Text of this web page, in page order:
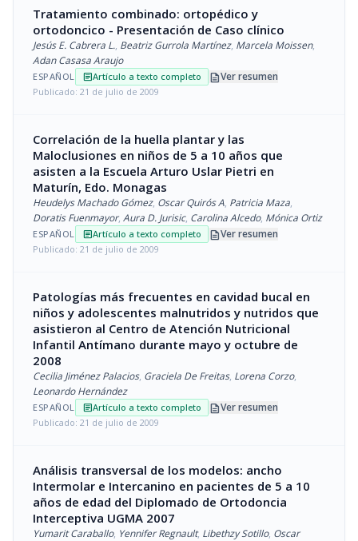
Tratamiento combinado: ortopédico y
ortodoncico - Presentación de Caso clínico
Jesús E. Cabrera L., Beatriz Gurrola Martínez, Marcela Moissen,
Adan Casasa Araujo
ESPAÑOL articleArtículo a texto completo descriptionVer resumen
Publicado: 21 de julio de 2009
Correlación de la huella plantar y las
Maloclusiones en niños de 5 a 10 años que
asisten a la Escuela Arturo Uslar Pietri en
Maturín, Edo. Monagas
Heudelys Machado Gómez, Oscar Quirós A, Patricia Maza,
Doratis Fuenmayor, Aura D. Jurisic, Carolina Alcedo, Mónica Ortiz
ESPAÑOL articleArtículo a texto completo descriptionVer resumen
Publicado: 21 de julio de 2009
Patologías más frecuentes en cavidad bucal en
niños y adolescentes malnutridos y nutridos que
asistieron al Centro de Atención Nutricional
Infantil Antímano durante mayo y octubre de
2008
Cecilia Jiménez Palacios, Graciela De Freitas, Lorena Corzo,
Leonardo Hernández
ESPAÑOL articleArtículo a texto completo descriptionVer resumen
Publicado: 21 de julio de 2009
Análisis transversal de los modelos: ancho
Intermolar e Intercanino en pacientes de 5 a 10
años de edad del Diplomado de Ortodoncia
Interceptiva UGMA 2007
Yumarit Caraballo, Yennifer Regnault, Libethzy Sotillo, Oscar